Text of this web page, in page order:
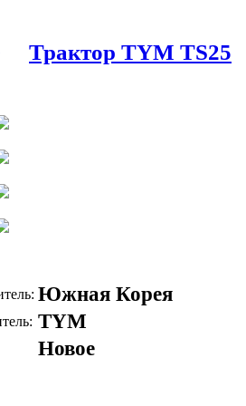
Трактор TYM TS25
Южная Корея
TYM
Новое